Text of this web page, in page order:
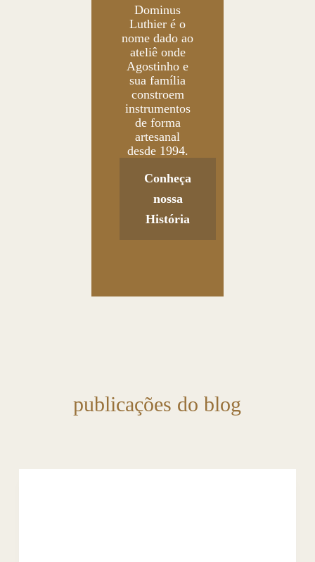
Dominus
Luthier é o
nome dado ao
ateliê onde
Agostinho e
sua família
constroem
instrumentos
de forma
artesanal
desde 1994.
Conheça
nossa
História
publicações do blog